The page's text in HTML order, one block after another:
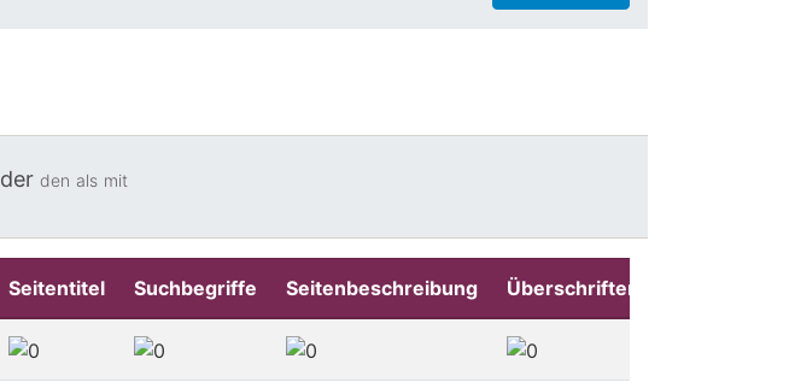
der den als mit
Seitentitel Suchbegriffe Seitenbeschreibung Überschriften